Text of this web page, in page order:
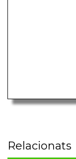
Relacionats